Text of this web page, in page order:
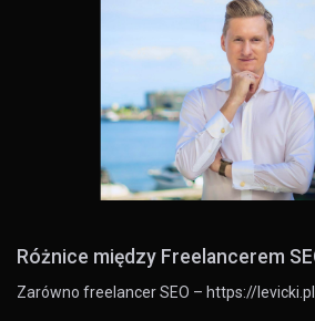
Różnice między Freelancerem
Zarówno freelancer SEO – https://